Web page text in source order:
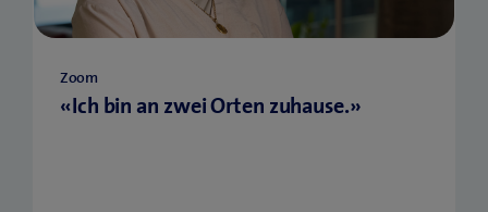
Zoom
«Ich bin an zwei Orten zuhause.»